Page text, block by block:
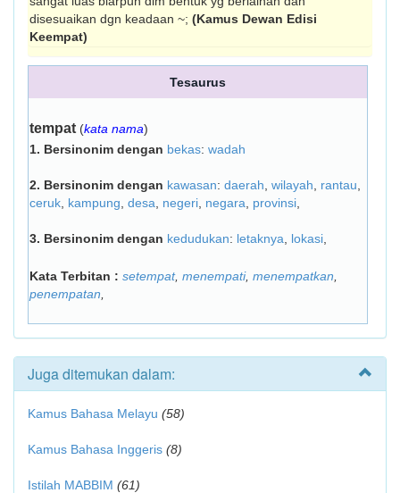
disesuaikan dgn keadaan ~; (Kamus Dewan Edisi
Keempat)
Tesaurus
tempat (kata nama)
1. Bersinonim dengan bekas: wadah
2. Bersinonim dengan kawasan: daerah wilayah rantau
ceruk kampung desa negeri negara provinsi
3. Bersinonim dengan kedudukan: letaknya lokasi
Kata Terbitan : setempat, menempati, menempatkan
penempatan
Juga ditemukan dalam:
Kamus Bahasa Melayu (58)
Kamus Bahasa Inggeris (8)
Istilah MABBIM (61)